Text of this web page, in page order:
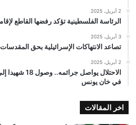
2 أبريل، 2025
الرئاسة الفلسطينية تؤكد رفضها القاطع
3 أبريل، 2025
تصاعد الانتهاكات الإسرائيلية بحق المقدسات
2 أبريل، 2025
الاحتلال
في خان يونس
اخر المقالات